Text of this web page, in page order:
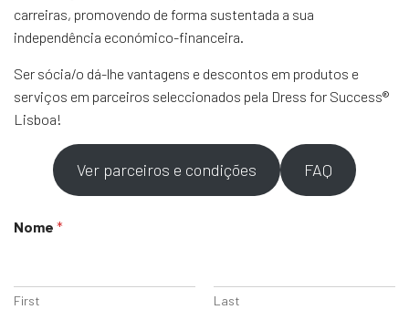
carreiras, promovendo de forma sustentada a sua
independência económico-financeira.
Ser sócia/o dá-lhe vantagens e descontos em produtos e
serviços em parceiros seleccionados pela Dress for Success®
Lisboa!
Ver parceiros e condições FAQ
Nome *
First Last